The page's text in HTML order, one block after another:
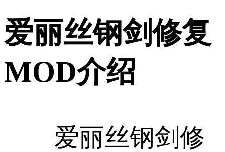
爱丽丝钢剑修复
MOD介绍
爱丽丝钢剑修